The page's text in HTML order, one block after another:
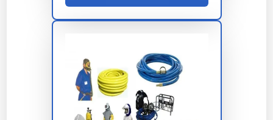
Como garantir a durabilidade de
A conservação depende de boas práticas de
armazenamento e uso conforme a ficha técnica
oficial fornecida por nossa empresa.